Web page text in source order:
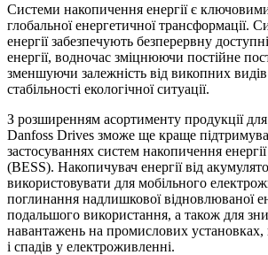
Системи накопичення енергії є
глобальної енергетичної трансформації.
енергії забезпечують безперервну
енергії, водночас зміцнюючи постійне
зменшуючи залежність від викопних
стабільності екологічної ситуації.
З розширенням асортименту продукції для
Danfoss Drives зможе ще краще
застосуваннях систем накопичення
(BESS). Накопичувач енергії від
використовувати для мобільного
поглинання надлишкової відновлюваної
подальшого використання, а також для
навантажень на промислових установках,
і спадів у електроживленні.